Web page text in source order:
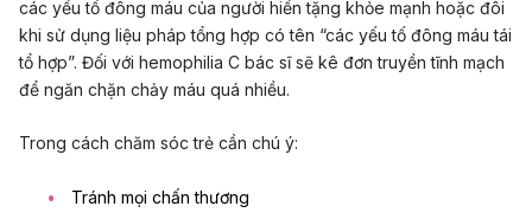
các yếu tố đông máu của người hiến tặng khỏe mạnh hoặc đôi
khi sử dụng liệu pháp tổng hợp có tên “các yếu tố đông máu tái
tổ hợp”. Đối với hemophilia C bác sĩ sẽ kê đơn truyền tĩnh mạch
để ngăn chặn chảy máu quá nhiều.
Trong cách chăm sóc trẻ cần chú ý:
Tránh mọi chấn thương